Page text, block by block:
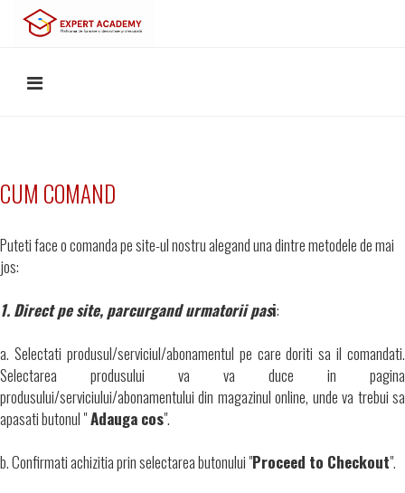
CUM COMAND
Puteti face o comanda pe site-ul nostru alegand una dintre metodele de mai
jos:
1. Direct pe site, parcurgand urmatorii pasi:
a. Selectati produsul/serviciul/abonamentul pe care doriti sa il comandati.
Selectarea produsului va va duce in pagina
produsului/serviciului/abonamentului din magazinul online, unde va trebui sa
apasati butonul "Adauga cos".
b. Confirmati achizitia prin selectarea butonului "Proceed to Checkout".